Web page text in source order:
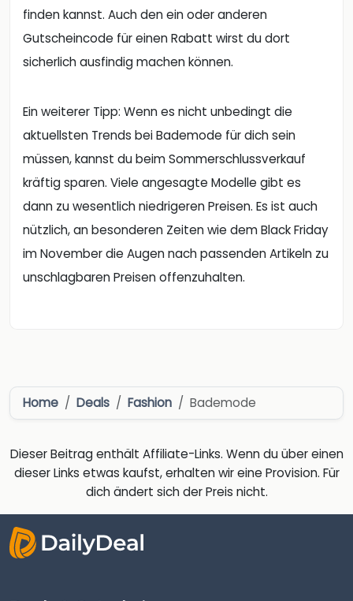
finden kannst. Auch den ein oder anderen
Gutscheincode für einen Rabatt wirst du dort
sicherlich ausfindig machen können.
Ein weiterer Tipp: Wenn es nicht unbedingt die
aktuellsten Trends bei Bademode für dich sein
müssen, kannst du beim Sommerschlussverkauf
kräftig sparen. Viele angesagte Modelle gibt es
dann zu wesentlich niedrigeren Preisen. Es ist auch
nützlich, an besonderen Zeiten wie dem Black Friday
im November die Augen nach passenden Artikeln zu
unschlagbaren Preisen offenzuhalten.
Home Deals Fashion Bademode
Dieser Beitrag enthält Affiliate-Links. Wenn du über einen
dieser Links etwas kaufst, erhalten wir eine Provision. Für
dich ändert sich der Preis nicht.